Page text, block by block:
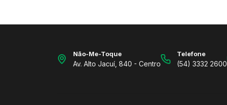
Não-Me-Toque
Av. Alto Jacuí, 840 - Centro
Telefone
(54) 3332 2600